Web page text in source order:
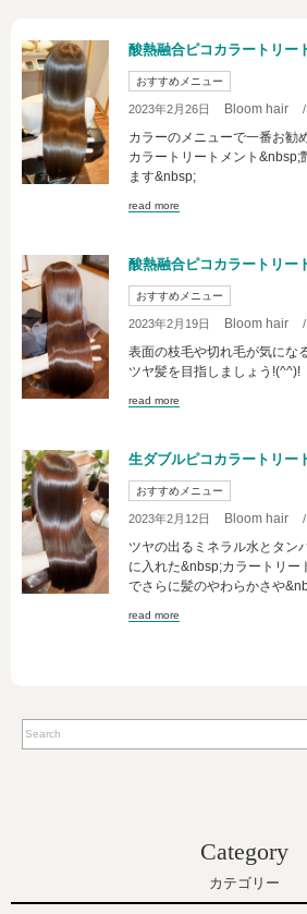
酸熱融合ピコカラートリー
おすすめメニュー
2023年2月26日 Bloom hair /
カラーのメニューで一番お勧
カラートリートメント&nbsp;
ます&nbsp;
read more
酸熱融合ピコカラートリー
おすすめメニュー
2023年2月19日 Bloom hair /
表面の枝毛や切れ毛が気にな
ツヤ髪を目指しましょう!(^^)!
read more
生ダブルピコカラートリー
おすすめメニュー
2023年2月12日 Bloom hair /
ツヤの出るミネラル水とタン
に入れた&nbsp;カラートリー
でさらに髪のやわらかさや
read more
Category
カテゴリー